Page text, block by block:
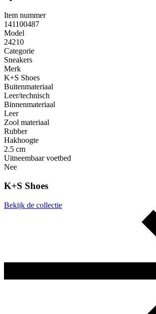
Item nummer
141100487
Model
24210
Categorie
Sneakers
Merk
K+S Shoes
Buitenmateriaal
Leer/technisch
Binnenmateriaal
Leer
Zool materiaal
Rubber
Hakhoogte
2.5 cm
Uitneembaar voetbed
Nee
K+S Shoes
Bekijk de collectie